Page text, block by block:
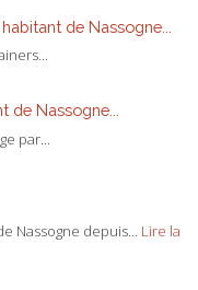
de Nassogne...
de Nassogne...
par...
Nassogne depuis... Lire la